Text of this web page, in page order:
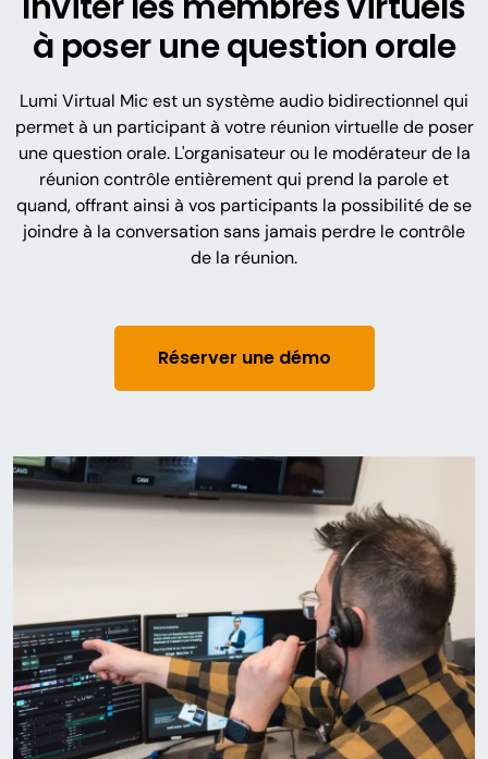
à poser une question orale
Lumi Virtual Mic est un système audio bidirectionnel qui
permet à un participant à votre réunion virtuelle de poser
une question orale. L'organisateur ou le modérateur de la
réunion contrôle entièrement qui prend la parole et
quand, offrant ainsi à vos participants la possibilité de se
joindre à la conversation sans jamais perdre le contrôle
de la réunion.
Réserver une démo